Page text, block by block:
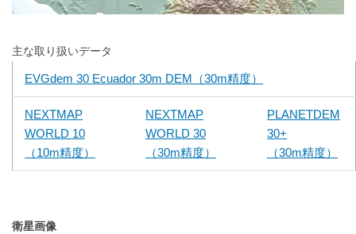
主な取り扱いデータ
EVGdem 30 Ecuador 30m DEM（30m精度）
NEXTMAP
WORLD 10
（10m精度）
NEXTMAP
WORLD 30
（30m精度）
PLANETDEM
30+
（30m精度）
衛星画像